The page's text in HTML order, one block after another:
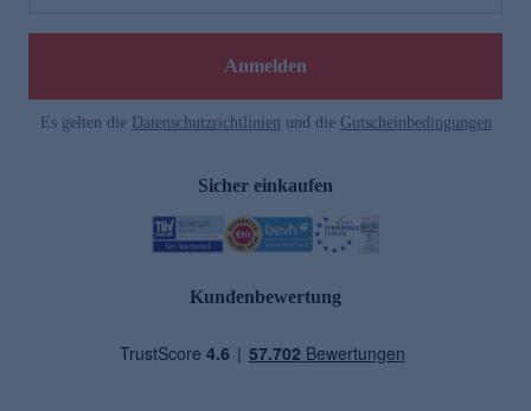
Anmelden
Es gelten die Datenschutzrichtlinien und die Gutscheinbedingungen
Sicher einkaufen
Kundenbewertung